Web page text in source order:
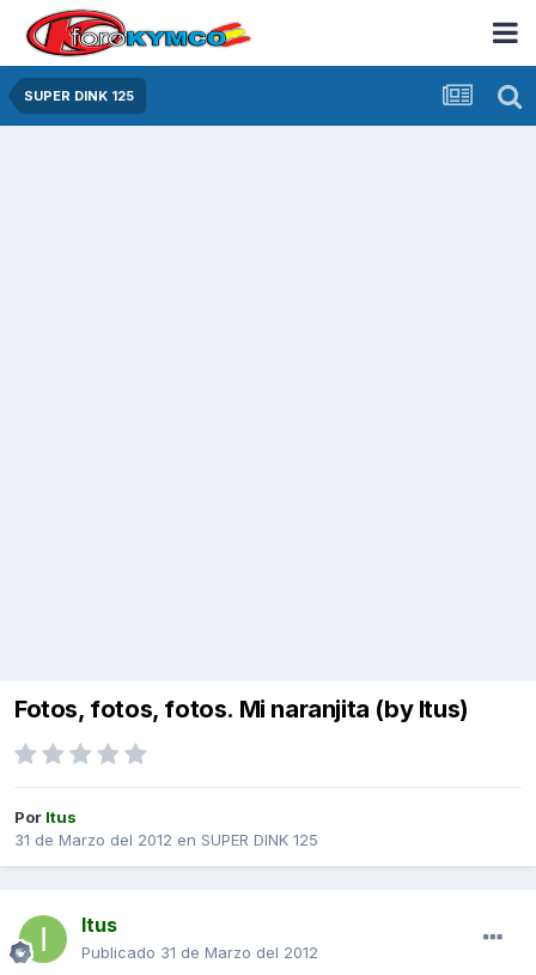
SUPER DINK 125
Fotos, fotos, fotos. Mi naranjita (by Itus)
Por Itus
31 de Marzo del 2012 en SUPER DINK 125
Itus
Publicado 31 de Marzo del 2012